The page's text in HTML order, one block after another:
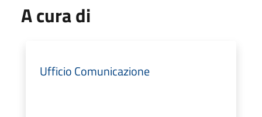
A cura di
Ufficio Comunicazione